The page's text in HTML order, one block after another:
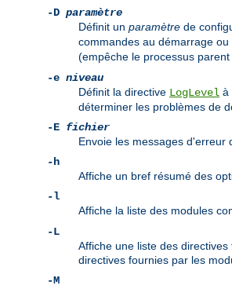
-D paramètre
Définit un paramètre de
commandes au démarrage
(empêche le processus
-e niveau
Définit la directive LogLevel à
déterminer les problèmes de
-E fichier
Envoie les messages d'erreur
-h
Affiche un bref résumé des
-l
Affiche la liste des modules
-L
Affiche une liste des
directives fournies par les
-M